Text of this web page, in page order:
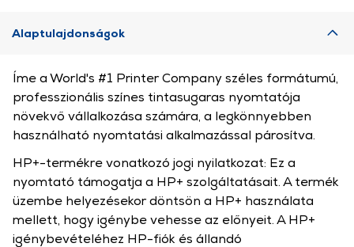
Alaptulajdonságok
Íme a World's #1 Printer Company széles formátumú,
professzionális színes tintasugaras nyomtatója
növekvő vállalkozása számára, a legkönnyebben
használható nyomtatási alkalmazással párosítva.
HP+-termékre vonatkozó jogi nyilatkozat: Ez a
nyomtató támogatja a HP+ szolgáltatásait. A termék
üzembe helyezésekor döntsön a HP+ használata
mellett, hogy igénybe vehesse az előnyeit. A HP+
igénybevételéhez HP-fiók és állandó